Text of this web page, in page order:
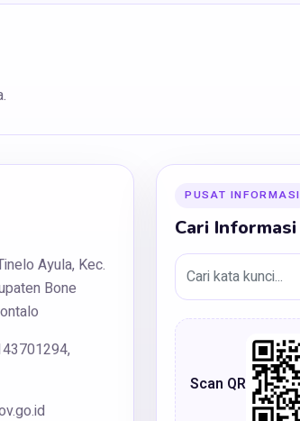
Ayula, Kec.
Bone
PUSAT INFORMASI
Cari Informasi
Scan QR